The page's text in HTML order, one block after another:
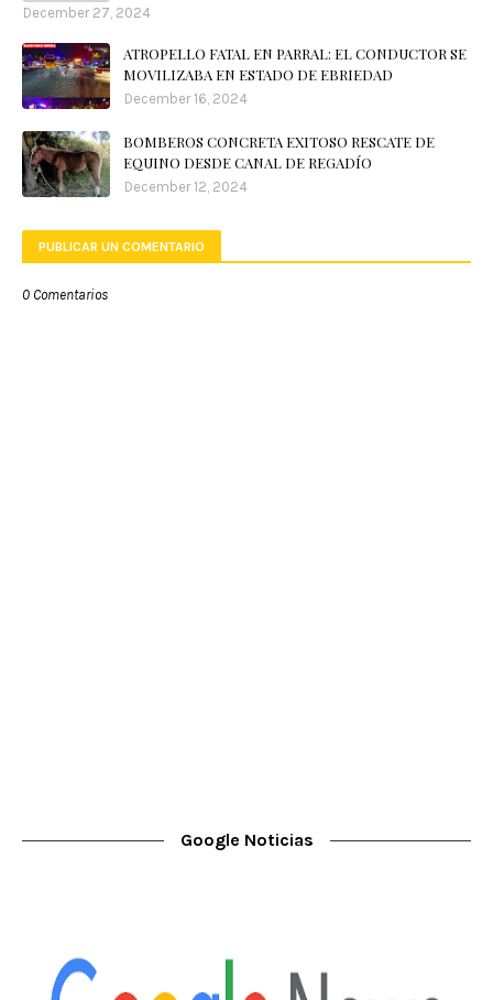
December 27, 2024
ATROPELLO FATAL EN PARRAL: EL CONDUCTOR SE
MOVILIZABA EN ESTADO DE EBRIEDAD
December 16, 2024
BOMBEROS CONCRETA EXITOSO RESCATE DE
EQUINO DESDE CANAL DE REGADÍO
December 12, 2024
PUBLICAR UN COMENTARIO
0 Comentarios
Google Noticias